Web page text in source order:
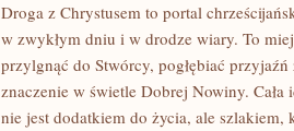
Droga z Chrystusem to portal
w zwykłym dniu i w drodze wiary. To
przylgnąć do Stwórcy, pogłębiać przyjaźń
znaczenie w świetle Dobrej Nowiny. Cała
nie jest dodatkiem do życia, ale szlakiem,